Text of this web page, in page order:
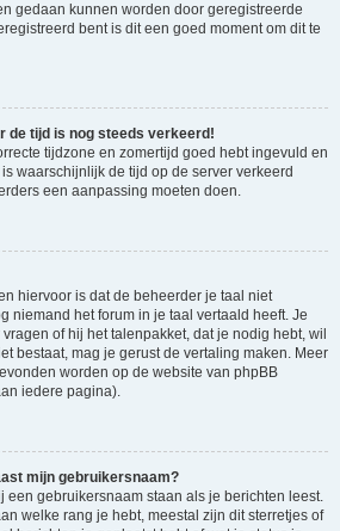
gedaan kunnen worden door geregistreerde
bent is dit een goed moment om dit te
de tijd is nog steeds verkeerd!
tijdzone en zomertijd goed hebt ingevuld en
waarschijnlijk de tijd op de server verkeerd
een aanpassing moeten doen.
hiervoor is dat de beheerder je taal niet
niemand het forum in je taal vertaald heeft. Je
of hij het talenpakket, dat je nodig hebt, wil
bestaat, mag je gerust de vertaling maken. Meer
worden op de website van phpBB
iedere pagina).
mijn gebruikersnaam?
een gebruikersnaam staan als je berichten leest.
welke rang je hebt, meestal zijn dit sterretjes of